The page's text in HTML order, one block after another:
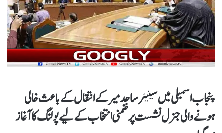
پنجاب اسمبلی میں سینیٹر ساجد میر کے انتقال کے باعث خالی
ہونے والی جنرل نشست پر ضمنی انتخاب کےلیے پولنگ کا آغاز